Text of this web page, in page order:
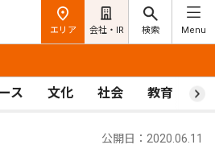
エリア 会社・IR 検索 Menu
ス 文化 社会 教育 ス
公開日：2020.06.11